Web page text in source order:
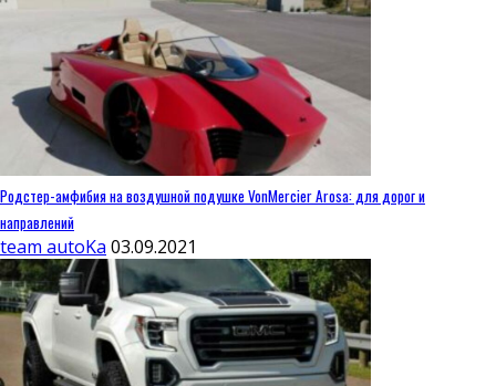
Родстер-амфибия на воздушной подушке VonMercier Arosa: для дорог и
направлений
team autoKa 03.09.2021